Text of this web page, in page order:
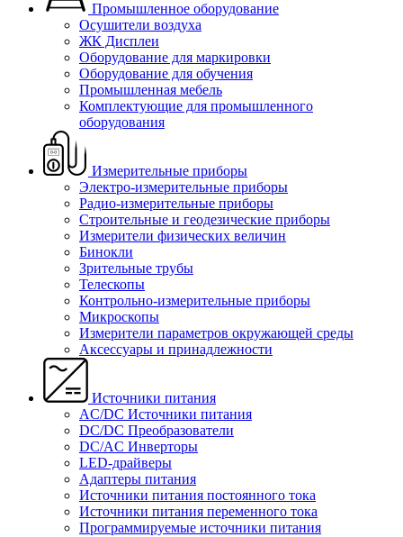
Промышленное оборудование
Осушители воздуха
ЖК Дисплеи
Оборудование для маркировки
Оборудование для обучения
Промышленная мебель
Комплектующие для промышленного
оборудования
Измерительные приборы
Электро-измерительные приборы
Радио-измерительные приборы
Строительные и геодезические приборы
Измерители физических величин
Бинокли
Зрительные трубы
Телескопы
Контрольно-измерительные приборы
Микроскопы
Измерители параметров окружающей среды
Аксессуары и принадлежности
Источники питания
AC/DC Источники питания
DC/DC Преобразователи
DC/AC Инверторы
LED-драйверы
Адаптеры питания
Источники питания постоянного тока
Источники питания переменного тока
Программируемые источники питания